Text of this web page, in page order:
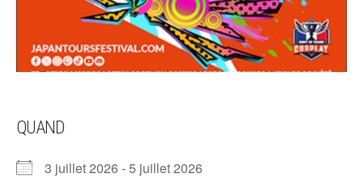
QUAND
3 juillet 2026 - 5 juillet 2026